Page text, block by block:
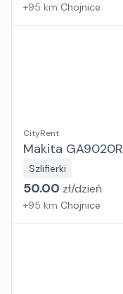
+95 km Chojnice
CityRent
Makita GA9020R
Szlifierki
50.00 zł/dzień
+95 km Chojnice